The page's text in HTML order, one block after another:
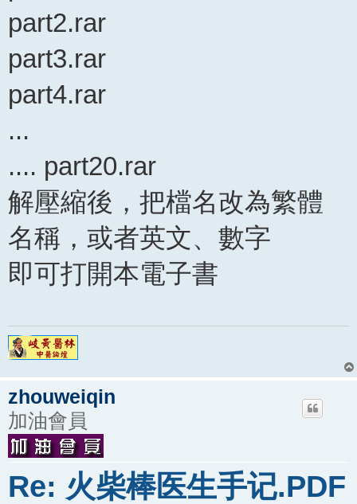
part2.rar
part3.rar
part4.rar
...
.... part20.rar
解壓縮後，把檔名改為繁體
名稱，或者英文、數字
即可打開本電子書
zhouweiqin
加油會員
Re: 火柴棒医生手记.PDF